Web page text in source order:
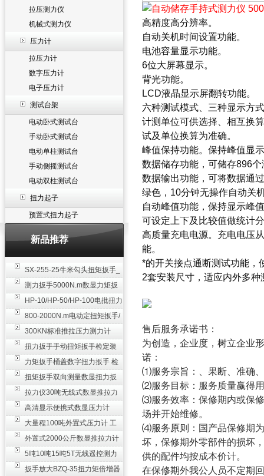
拉压测力仪
机械式测力仪
压力计
拉压力计
数字压力计
电子压力计
测试台架
电动卧式测试台
手动卧式测试台
电动单柱测试台
手动侧摇测试台
电动双柱测试台
扭力起子
预置式扭力起子
新品推荐
SX-255-25牛米勾头扭矩扳手_
螺栓紧固扭力扳手
测力扳手5000N.m数显力矩扳
手 非标扭力扳手工业级
HP-10/HP-50/HP-100电批扭力
测试仪,测量仪
800-2000N.m电动定扭矩扳手/
扭矩电动扳手
300KN标准推拉压力测力计
_0.3级数显压力仪
扭力扳手手动扭矩扳手检定装
置 50-100N扳手测量仪器
力矩扳手桶盖数字扭力扳手 检
测瓶盖拧紧扭矩工具
扭矩扳手双向测量数显扭力扳
手 2000N,m力矩扳手价格
拉力仪30吨无线式数显推拉力
计 数字显示测力计80T
高清显示便携式数显压力计
300N500n_手持电子测力计
大量程100吨外置式压力计 工
业用数显测力计价格
外置式2000公斤数显推拉力计
_数字拉力压力测试仪
5吨10吨15吨5T无线遥控测力
计_带遥控电子拉力计数显式
扳手放大BZQ-35扭力矩倍增器
高精度高分辨率。
自动关机时间设置功能。
电池容量显示功能。
6位大屏幕显示。
背光功能。
LCD液晶显示屏翻转功能。
六种测试模式、三种显示方
计测单位可供选择、相互换
试及单位换算为准确。
峰值保持功能。保持峰值显
数据储存功能，可储存896个
数据输出功能，可将数据通
绿色，10分钟无操作自动关
自动峰值功能，保持显示峰
可设定上下及比较值做统计
高质量充电电源。充电电压
能。
*的开关接点通断测试功能，
2套安装尺寸，适应内外多
售后服务承诺书：
为创造，企业度，树立企业
诺：
⑴服务宗旨：、果断、准确
⑵服务目标：服务质量赢得
⑶服务效率：保修期内或保
场并开始维修。
⑷服务原则：国产品保修期
坏，保修期外零部件的损坏
供的配件均按成本价计。
在保修期外我公人员不定期